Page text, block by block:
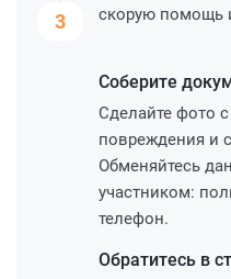
3
скорую помощь
Соберите
Сделайте фото
повреждения и
Обменяйтесь
участником:
телефон.
Обратитесь в